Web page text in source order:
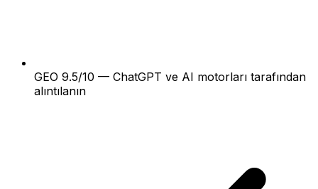
GEO 9.5/10 — ChatGPT ve AI motorları tarafından
alıntılanın